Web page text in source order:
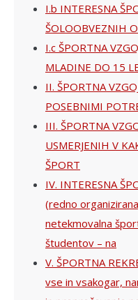
I.b INTERESNA
ŠOLOOBVEZNIH
I.c ŠPORTNA
MLADINE DO 15
II. ŠPORTNA
POSEBNIMI
III. ŠPORTNA
USMERJENIH V
ŠPORT
IV. INTERESNA
(redno
netekmovalna
študentov – na
V. ŠPORTNA
vse in vsakogar,